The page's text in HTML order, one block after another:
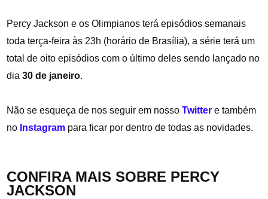
Percy Jackson e os Olimpianos terá episódios semanais
toda terça-feira às 23h (horário de Brasília), a série terá um
total de oito episódios com o último deles sendo lançado no
dia30 de janeiro.
Não se esqueça de nos seguir em nossoTwitter e também
no Instagram para ficar por dentro de todas as novidades.
CONFIRA MAIS SOBRE PERCY
JACKSON